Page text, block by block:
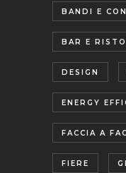
BANDI E
BAR E
DESIGN
ENERGY
FACCIA A
FIERE